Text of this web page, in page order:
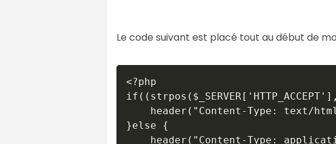
Le code suivant est placé tout au début de
<?php
}else {